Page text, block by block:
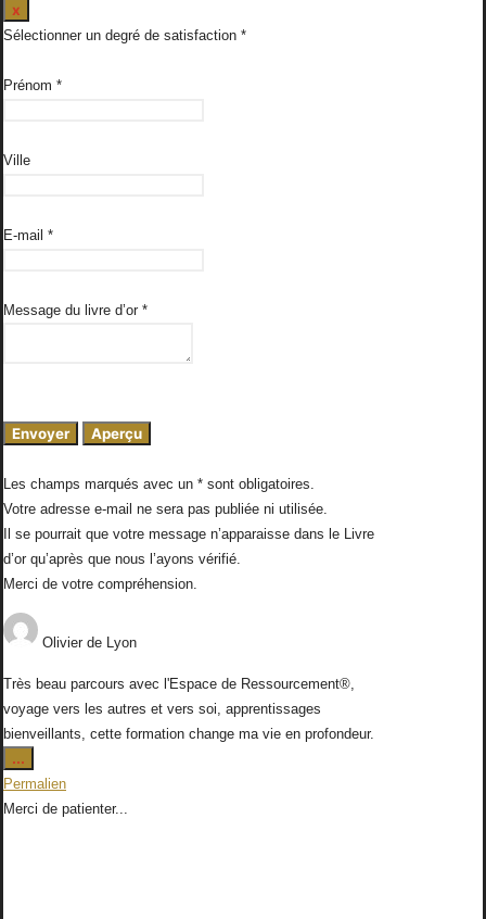
x
ce
formulaire.
Sélectionner un degré de satisfaction
Prénom *
Ville
E-mail *
Message du livre d’or *
Les champs marqués avec un * sont obligatoires.
Votre adresse e-mail ne sera pas publiée ni utilisée.
Il se pourrait que votre message n’apparaisse dans le Livre
d’or qu’après que nous l’ayons vérifié.
Merci de votre compréhension.
Olivier de Lyon
Très beau parcours avec l'Espace de Ressourcement®,
voyage vers les autres et vers soi, apprentissages
bienveillants, cette formation change ma vie en profondeur.
...
cette
boîte
méta.
Permalien
Merci de patienter...